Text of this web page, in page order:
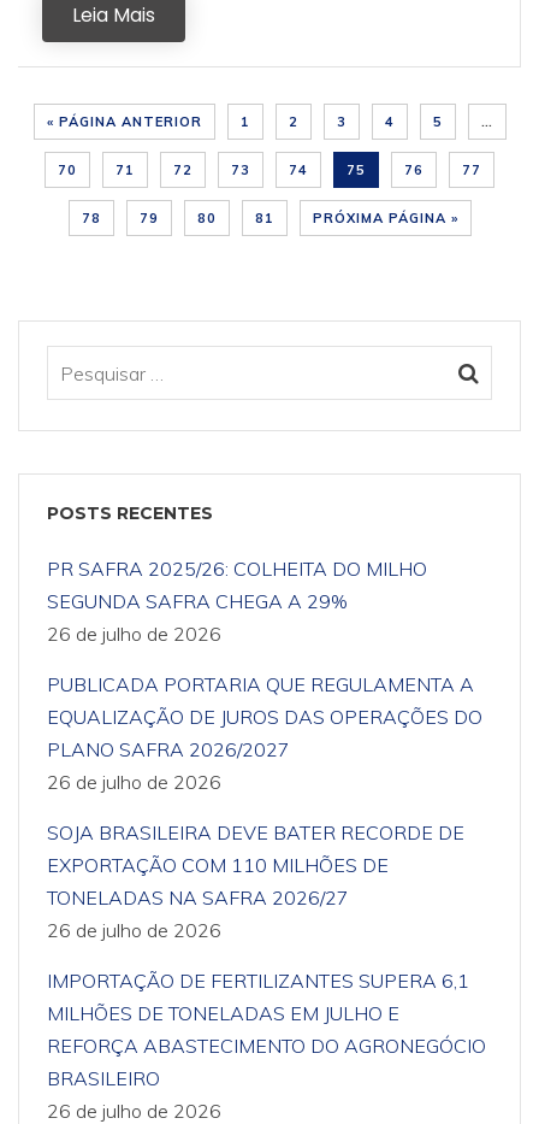
Leia Mais
« PÁGINA ANTERIOR 1 2 3 4 5 …
70 71 72 73 74 75 76 77
78 79 80 81 PRÓXIMA PÁGINA »
POSTS RECENTES
PR SAFRA 2025/26: COLHEITA DO MILHO
SEGUNDA SAFRA CHEGA A 29%
26 de julho de 2026
PUBLICADA PORTARIA QUE REGULAMENTA A
EQUALIZAÇÃO DE JUROS DAS OPERAÇÕES DO
PLANO SAFRA 2026/2027
26 de julho de 2026
SOJA BRASILEIRA DEVE BATER RECORDE DE
EXPORTAÇÃO COM 110 MILHÕES DE
TONELADAS NA SAFRA 2026/27
26 de julho de 2026
IMPORTAÇÃO DE FERTILIZANTES SUPERA 6,1
MILHÕES DE TONELADAS EM JULHO E
REFORÇA ABASTECIMENTO DO AGRONEGÓCIO
BRASILEIRO
26 de julho de 2026